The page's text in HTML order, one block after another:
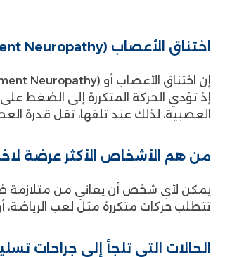
اختناق الأعصاب (Entrapment Neuropathy)
إذ تؤدي الحركة المتكررة إلى الضغط
العصبية، لذلك عند تلفها، تقل قدرة
من هم الأشخاص الأكثر عرضة
يمكن لأي شخص أن يعاني من متلازمة
تتطلب حركات متكررة مثل لعب الرياضة،
الحالات التي تلجأ إلى جراحات